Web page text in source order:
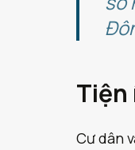
Tiện
Cư dân